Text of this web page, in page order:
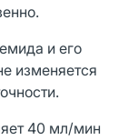
и его
изменяется
40 мл/мин